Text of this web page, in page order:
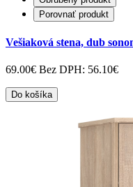
Porovnať produkt
Vešiaková stena, dub
69.00€ Bez DPH: 56.10€
Do košíka